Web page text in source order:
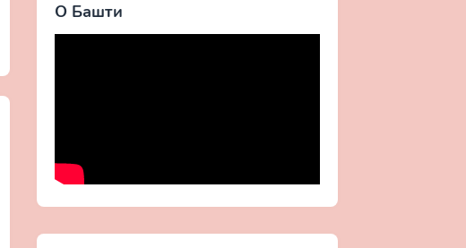
О Башти